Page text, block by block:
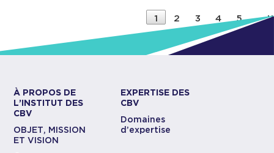
1 2 3 4 5
À PROPOS DE
L’INSTITUT DES
CBV
OBJET, MISSION
ET VISION
EXPERTISE DES
CBV
Domaines
d’expertise